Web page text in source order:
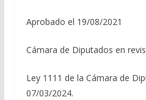
Aprobado el 19/08/2021
Cámara de Diputados en
Ley 1111 de la Cámara de
07/03/2024.